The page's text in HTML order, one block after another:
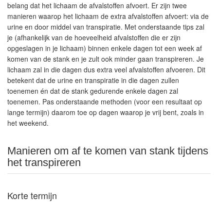
belang dat het lichaam de afvalstoffen afvoert. Er zijn twee
manieren waarop het lichaam de extra afvalstoffen afvoert: via de
urine en door middel van transpiratie. Met onderstaande tips zal
je (afhankelijk van de hoeveelheid afvalstoffen die er zijn
opgeslagen in je lichaam) binnen enkele dagen tot een week af
komen van de stank en je zult ook minder gaan transpireren. Je
lichaam zal in die dagen dus extra veel afvalstoffen afvoeren. Dit
betekent dat de urine en transpiratie in die dagen zullen
toenemen én dat de stank gedurende enkele dagen zal
toenemen. Pas onderstaande methoden (voor een resultaat op
lange termijn) daarom toe op dagen waarop je vrij bent, zoals in
het weekend.
Manieren om af te komen van stank tijdens
het transpireren
Korte termijn